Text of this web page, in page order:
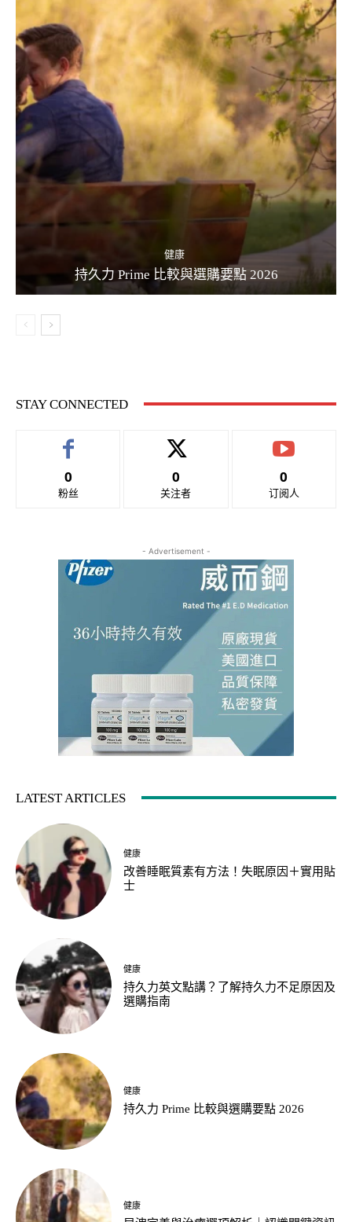
健康
持久力 Prime 比較與選購要點 2026
STAY CONNECTED
0
粉丝
0
关注者
0
订阅人
- Advertisement -
LATEST ARTICLES
健康
改善睡眠質素有方法！失眠原因＋實用貼
士
健康
持久力英文點講？了解持久力不足原因及
選購指南
健康
持久力 Prime 比較與選購要點 2026
健康